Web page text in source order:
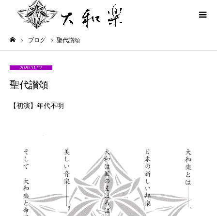
ブログ 聖代讃頌
2020.11.27
聖代讃頌
【初演】年代不明